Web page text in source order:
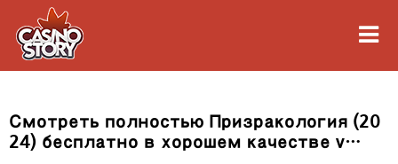
Смотреть полностью Призракология (20
24) бесплатно в хорошем качестве v…